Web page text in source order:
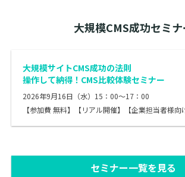
大規模CMS成功セミナ
大規模サイトCMS成功の法則
操作して納得！CMS比較体験セミナー
2026年9月16日（水）15：00～17：00
【参加費 無料】【リアル開催】【企業担当者様向
セミナー一覧を見る